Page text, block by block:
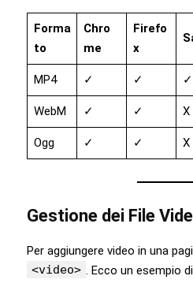
Forma
to
Chro
me
Firefo
x
MP4 ✓ ✓ ✓
WebM ✓ ✓ X
Ogg ✓ ✓ X
Gestione dei File
Per aggiungere video in una
<video> . Ecco un esempio